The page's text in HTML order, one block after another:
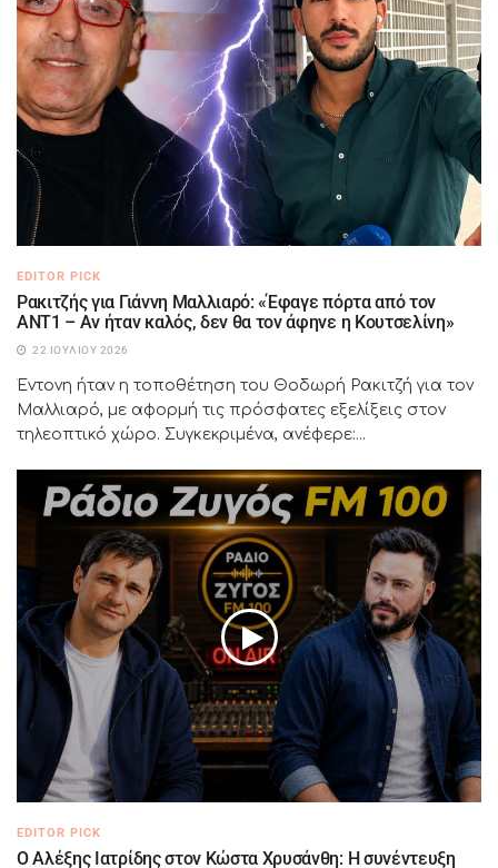
EDITOR PICK
Ρακιτζής για Γιάννη Μαλλιαρό: «Έφαγε πόρτα από τον
ΑΝΤ1 – Αν ήταν καλός, δεν θα τον άφηνε η Κουτσελίνη»
22 ΙΟΥΛΊΟΥ 2026
Έντονη ήταν η τοποθέτηση του Θοδωρή Ρακιτζή για τον
Μαλλιαρό, με αφορμή τις πρόσφατες εξελίξεις στον
τηλεοπτικό χώρο. Συγκεκριμένα, ανέφερε:...
EDITOR PICK
Ο Αλέξης Ιατρίδης στον Κώστα Χρυσάνθη: Η συνέντευξη